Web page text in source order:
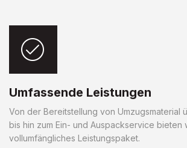
Umfassende Leistungen
Von der Bereitstellung von Umzugsmaterial
bis hin zum Ein- und Auspackservice bieten
vollumfängliches Leistungspaket.